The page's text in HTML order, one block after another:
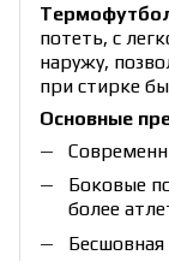
потеть, с
наружу,
при стирке
Основные
Боковые
более